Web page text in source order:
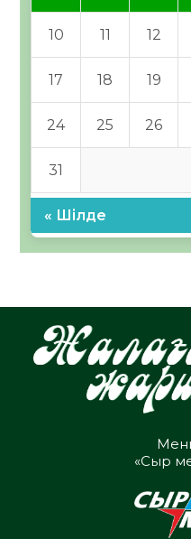
10 11 12
17 18 19
24 25 26
31
« Шілде
«Сыр